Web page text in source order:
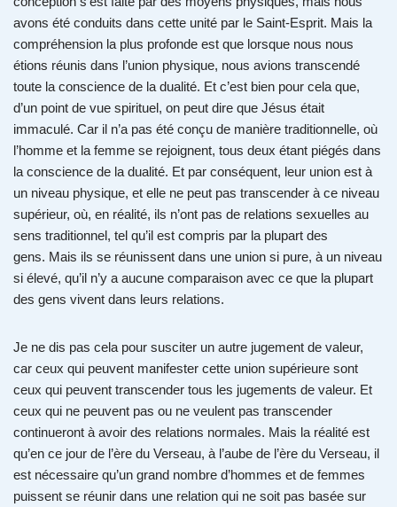
avons été conduits dans cette unité par le Saint-Esprit. Mais la
compréhension la plus profonde est que lorsque nous nous
étions réunis dans l’union physique, nous avions transcendé
toute la conscience de la dualité. Et c’est bien pour cela que,
d’un point de vue spirituel, on peut dire que Jésus était
immaculé. Car il n’a pas été conçu de manière traditionnelle, où
l’homme et la femme se rejoignent, tous deux étant piégés dans
la conscience de la dualité. Et par conséquent, leur union est à
un niveau physique, et elle ne peut pas transcender à ce niveau
supérieur, où, en réalité, ils n’ont pas de relations sexuelles au
sens traditionnel, tel qu’il est compris par la plupart des
gens. Mais ils se réunissent dans une union si pure, à un niveau
si élevé, qu’il n’y a aucune comparaison avec ce que la plupart
des gens vivent dans leurs relations.
Je ne dis pas cela pour susciter un autre jugement de valeur,
car ceux qui peuvent manifester cette union supérieure sont
ceux qui peuvent transcender tous les jugements de valeur. Et
ceux qui ne peuvent pas ou ne veulent pas transcender
continueront à avoir des relations normales. Mais la réalité est
qu’en ce jour de l’ère du Verseau, à l’aube de l’ère du Verseau, il
est nécessaire qu’un grand nombre d’hommes et de femmes
puissent se réunir dans une relation qui ne soit pas basée sur